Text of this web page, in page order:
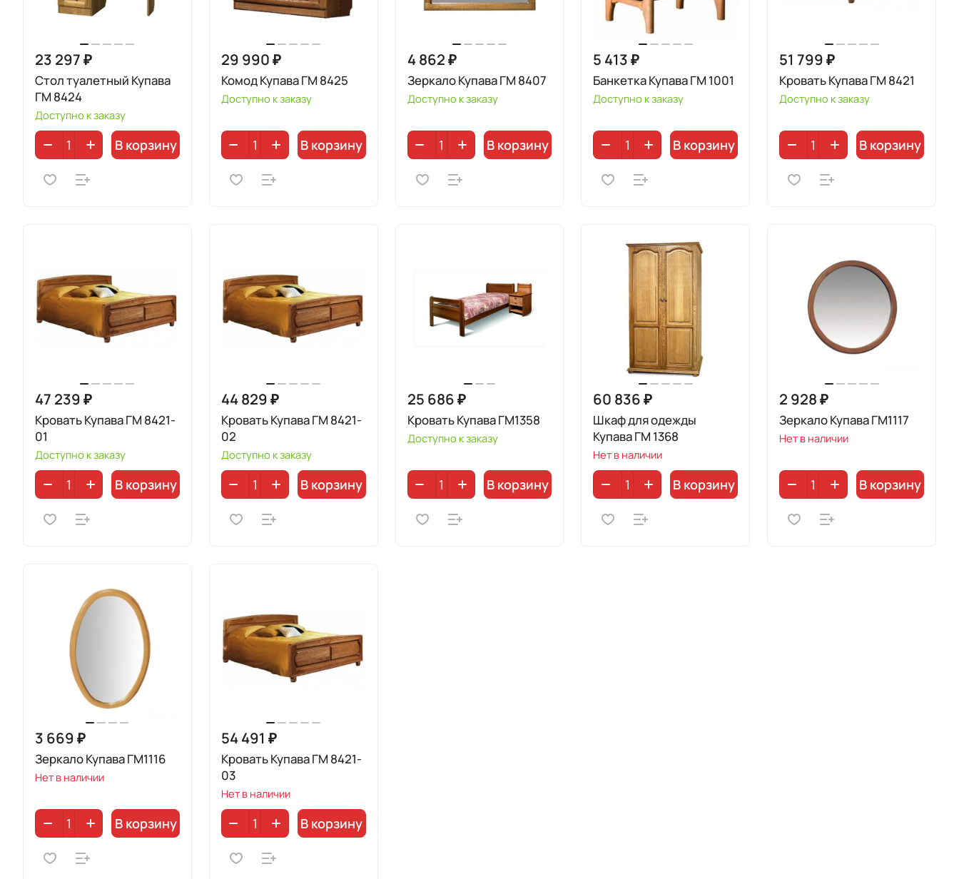
23 297 ₽
Стол туалетный Купава
ГМ 8424
Доступно к заказу
В корзину
29 990 ₽
Комод Купава ГМ 8425
Доступно к заказу
В корзину
4 862 ₽
Зеркало Купава ГМ 8407
Доступно к заказу
В корзину
5 413 ₽
Банкетка Купава ГМ 1001
Доступно к заказу
В корзину
51 799 ₽
Кровать Купава ГМ 8421
Доступно к заказу
В корзину
47 239 ₽
Кровать Купава ГМ 8421-
01
Доступно к заказу
В корзину
44 829 ₽
Кровать Купава ГМ 8421-
02
Доступно к заказу
В корзину
25 686 ₽
Кровать Купава ГМ1358
Доступно к заказу
В корзину
60 836 ₽
Шкаф для одежды
Купава ГМ 1368
Нет в наличии
В корзину
2 928 ₽
Зеркало Купава ГМ1117
Нет в наличии
В корзину
3 669 ₽
Зеркало Купава ГМ1116
Нет в наличии
В корзину
54 491 ₽
Кровать Купава ГМ 8421-
03
Нет в наличии
В корзину